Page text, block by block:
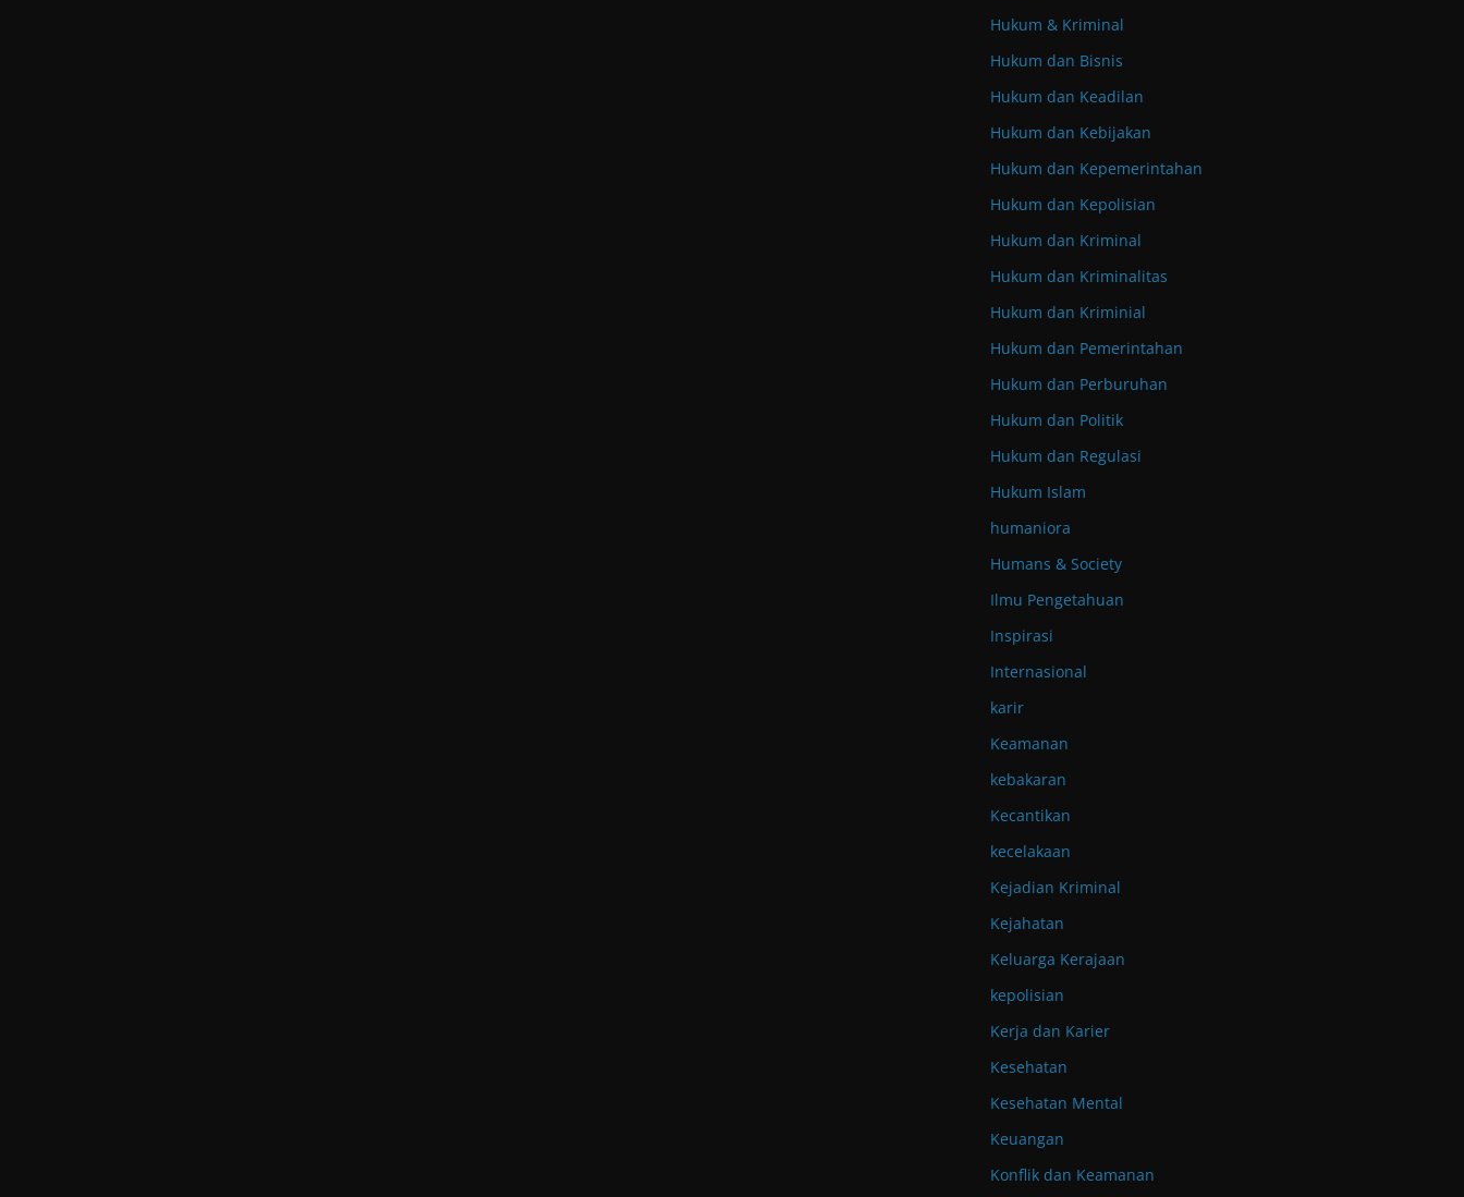
Hukum & Kriminal
Hukum dan Bisnis
Hukum dan Keadilan
Hukum dan Kebijakan
Hukum dan Kepemerintahan
Hukum dan Kepolisian
Hukum dan Kriminal
Hukum dan Kriminalitas
Hukum dan Kriminial
Hukum dan Pemerintahan
Hukum dan Perburuhan
Hukum dan Politik
Hukum dan Regulasi
Hukum Islam
humaniora
Humans & Society
Ilmu Pengetahuan
Inspirasi
Internasional
karir
Keamanan
kebakaran
Kecantikan
kecelakaan
Kejadian Kriminal
Kejahatan
Keluarga Kerajaan
kepolisian
Kerja dan Karier
Kesehatan
Kesehatan Mental
Keuangan
Konflik dan Keamanan